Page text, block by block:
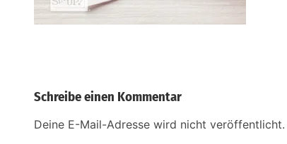
Schreibe einen Kommentar
Deine E-Mail-Adresse wird nicht veröffentlicht.